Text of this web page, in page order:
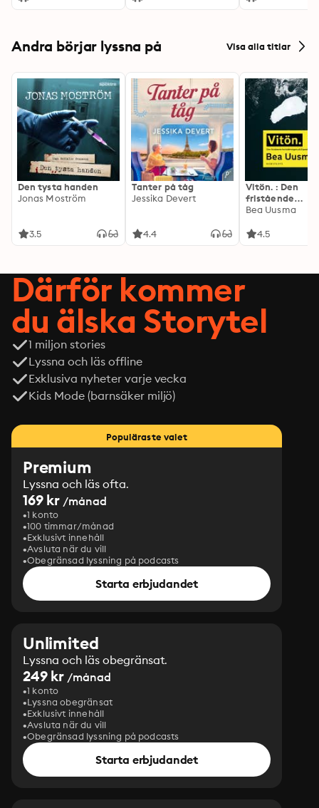
Andra börjar lyssna på Visa alla titlar
Den tysta handen
Jonas Moström
3.5
Tanter på tåg
Jessika Devert
4.4
Vitön. : Den
fristående
fortsättningen
Bea Uusma
4.5
Därför kommer
du älska Storytel
1 miljon stories
Lyssna och läs offline
Exklusiva nyheter varje vecka
Kids Mode (barnsäker miljö)
Populäraste valet
Premium
Lyssna och läs ofta.
169 kr /månad
1 konto
100 timmar/månad
Exklusivt innehåll
Avsluta när du vill
Obegränsad lyssning på podcasts
Starta erbjudandet
Unlimited
Lyssna och läs obegränsat.
249 kr /månad
1 konto
Lyssna obegränsat
Exklusivt innehåll
Avsluta när du vill
Obegränsad lyssning på podcasts
Starta erbjudandet